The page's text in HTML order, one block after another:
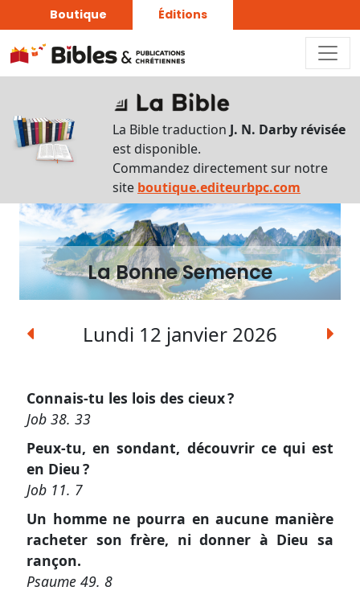
Boutique Éditions
La Bible traduction J. N. Darby révisée
est disponible.
Commandez directement sur notre
site boutique.editeurbpc.com
La Bonne Semence
Lundi 12 janvier 2026
Connais-tu les lois des cieux ?
Job 38. 33
Peux-tu, en sondant, découvrir ce qui est
en Dieu ?
Job 11. 7
Un homme ne pourra en aucune manière
racheter son frère, ni donner à Dieu sa
rançon.
Psaume 49. 8
Bonne
Semence
Rechercher
une
date
Rechercher
expression
Autres
supports
Application
mobile
Exemplaire
papier